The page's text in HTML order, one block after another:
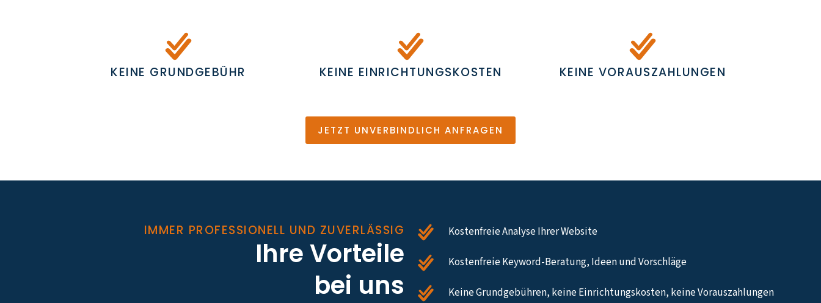
KEINE GRUNDGEBÜHR KEINE EINRICHTUNGSKOSTEN KEINE VORAUSZAHLUNGEN
JETZT UNVERBINDLICH ANFRAGEN
IMMER PROFESSIONELL UND ZUVERLÄSSIG
Ihre Vorteile
bei uns
Kostenfreie Analyse Ihrer Website
Kostenfreie Keyword-Beratung, Ideen und Vorschläge
Keine Grundgebühren, keine Einrichtungskosten, keine Vorauszahlungen